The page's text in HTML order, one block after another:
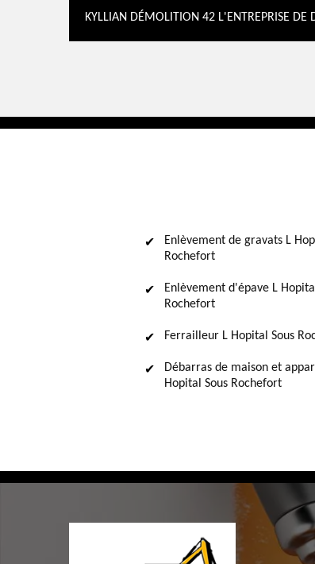
KYLLIAN DÉMOLITION 42 L'ENTREPRISE DE
Enlèvement de gravats L
Rochefort
Enlèvement d'épave L
Rochefort
Ferrailleur L Hopital Sous
Débarras de maison et
Hopital Sous Rochefort